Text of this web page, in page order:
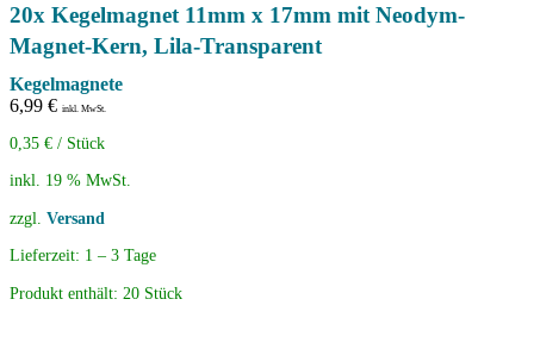
20x Kegelmagnet 11mm x 17mm mit Neodym-
Magnet-Kern, Lila-Transparent
Kegelmagnete
6,99 € inkl. MwSt.
0,35 € / Stück
inkl. 19 % MwSt.
zzgl. Versand
Lieferzeit: 1 – 3 Tage
Produkt enthält: 20 Stück